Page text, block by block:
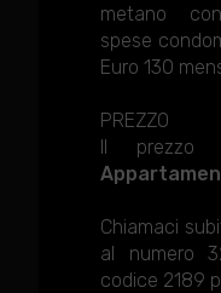
metano
spese
Euro 130
PREZZO
Il prezzo
Chiamaci
al numero
codice 2189